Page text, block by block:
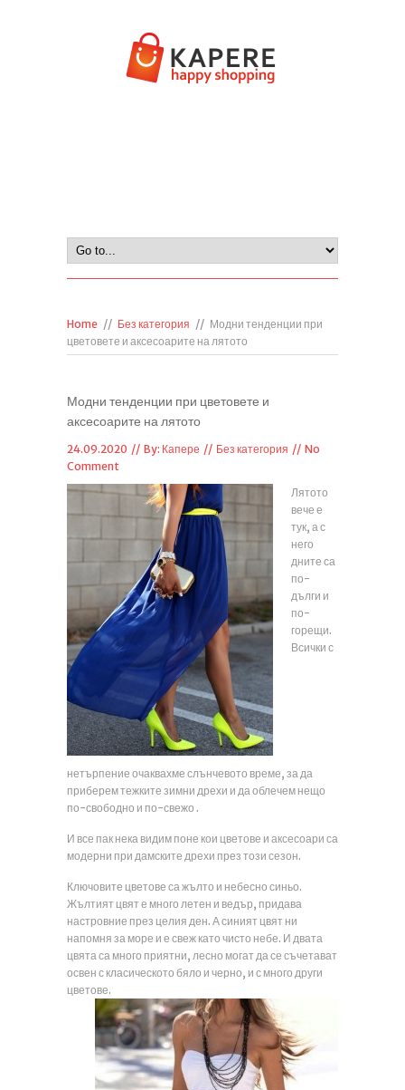
Home // Без категория // Модни тенденции при
цветовете и аксесоарите на лятото
Модни тенденции при цветовете и
аксесоарите на лятото
24.09.2020 // By: Капере // Без категория // No
Comment
Лятото
вече е
тук, а с
него
дните са
по-
дълги и
по-
горещи.
Всички с
нетърпение очаквахме слънчевото време, за да
приберем тежките зимни дрехи и да облечем нещо
по-свободно и по-свежо .
И все пак нека видим поне кои цветове и аксесоари са
модерни при дамските дрехи през този сезон.
Ключовите цветове са жълто и небесно синьо.
Жълтият цвят е много летен и ведър, придава
настровние през целия ден. А синият цвят ни
напомня за море и е свеж като чисто небе. И двата
цвята са много приятни, лесно могат да се съчетават
освен с класическото бяло и черно, и с много други
цветове.